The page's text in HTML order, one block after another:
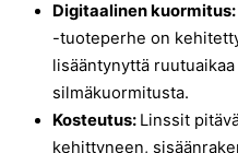
Digitaalinen kuormitus:
-tuoteperhe on
lisääntynyttä
silmäkuormitusta.
Kosteutus: Linssit
kehittyneen,